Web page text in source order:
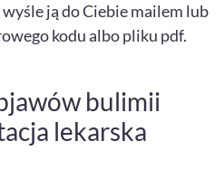
ją do Ciebie mailem lub
kodu albo pliku pdf.
bulimii
lekarska